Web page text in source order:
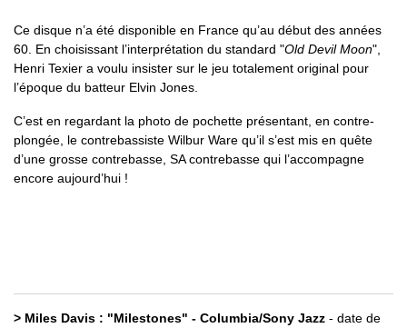
Ce disque n’a été disponible en France qu’au début des années
60. En choisissant l’interprétation du standard "Old Devil Moon",
Henri Texier a voulu insister sur le jeu totalement original pour
l’époque du batteur Elvin Jones.
C’est en regardant la photo de pochette présentant, en contre-
plongée, le contrebassiste Wilbur Ware qu’il s’est mis en quête
d’une grosse contrebasse, SA contrebasse qui l’accompagne
encore aujourd’hui !
> Miles Davis : "Milestones" - Columbia/Sony Jazz - date de